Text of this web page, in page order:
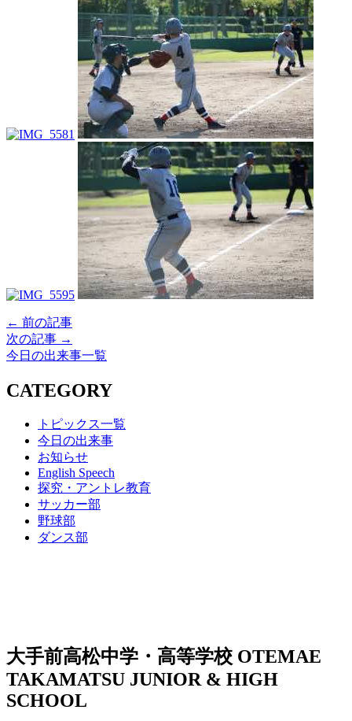
← 前の記事
次の記事 →
今日の出来事一覧
CATEGORY
トピックス一覧
今日の出来事
お知らせ
English Speech
探究・アントレ教育
サッカー部
野球部
ダンス部
大手前高松中学・高等学校 OTEMAE
TAKAMATSU JUNIOR & HIGH
SCHOOL